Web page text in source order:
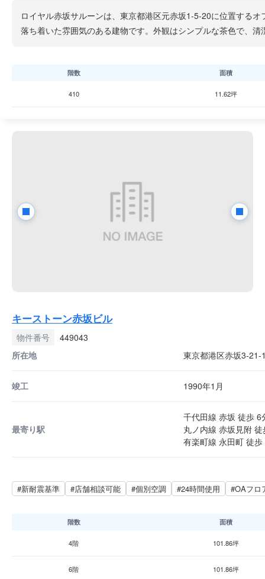
ロイヤル赤坂サルーンは、東京都港区元赤坂1-5-20に位置する
落ち着いた雰囲気のある建物です。外観はシンプルな茶色で、清
階数 面積
410 11.62坪
キーストーン赤坂ビル
物件番号
449043
所在地
東京都港区赤坂3-21-
竣工 1990年1月
最寄り駅
千代田線 赤坂 徒歩 6
丸ノ内線 赤坂見附
有楽町線 永田町 徒歩
#新耐震基準 #店舗相談可能 #個別空調 #24時間使用 #OAフロ
階数 面積
4階 101.86坪
6階 101.86坪